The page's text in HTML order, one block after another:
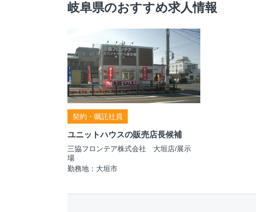
岐阜県のおすすめ求人情報
契約・嘱託社員
ユニットハウスの販売店長候補
三協フロンテア株式会社 大垣店/展示
場
勤務地：大垣市